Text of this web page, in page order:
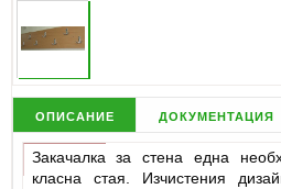
описание документация
Закачалка за стена една
класна стая. Изчистения